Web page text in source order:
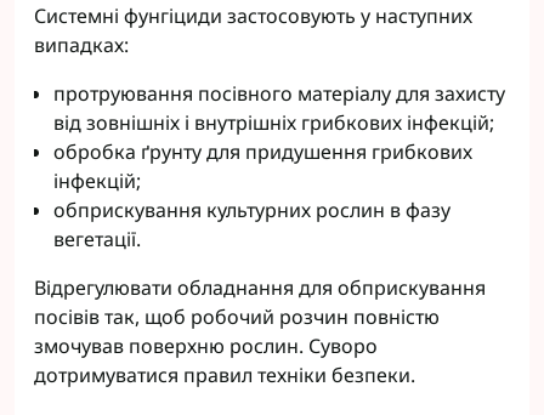
Системні фунгіциди застосовують у наступних
випадках:
протруювання посівного матеріалу для захисту
від зовнішніх і внутрішніх грибкових інфекцій;
обробка ґрунту для придушення грибкових
інфекцій;
обприскування культурних рослин в фазу
вегетації.
Відрегулювати обладнання для обприскування
посівів так, щоб робочий розчин повністю
змочував поверхню рослин. Суворо
дотримуватися правил техніки безпеки.